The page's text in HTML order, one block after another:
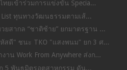
ยเข้าร่วมการแข่งขัน Specia...
List ทุนทางวัฒนธรรมตามเส้...
ยสากล “ชาติซ้าย” ยกมาตรฐาน ...
ดี" ชนะ TKO "แสงพนม" ยก 3 ศ...
าน Work From Anywhere ส่งก...
5 พันธมิตรอุตสาหกรรม ดัน...